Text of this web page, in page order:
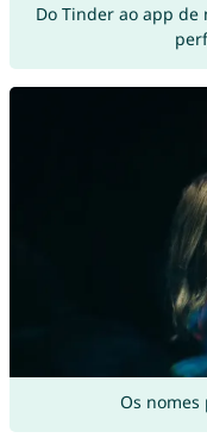
Do Tinder ao app
Os